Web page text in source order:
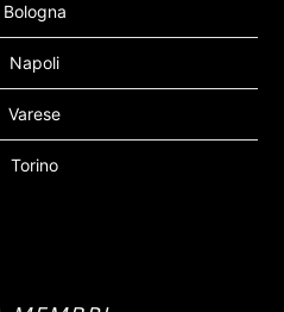
Bologna
Napoli
Varese
Torino